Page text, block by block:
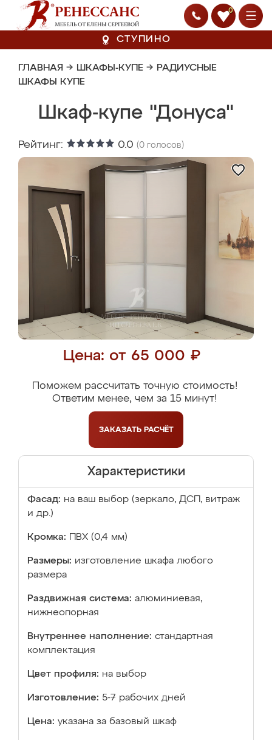
0
СТУПИНО
ГЛАВНАЯ → ШКАФЫ-КУПЕ → РАДИУСНЫЕ
ШКАФЫ КУПЕ
Шкаф-купе "Донуса"
Рейтинг: 0.0 (0 голосов)
Цена: от 65 000 ₽
Поможем рассчитать точную стоимость!
Ответим менее, чем за 15 минут!
ЗАКАЗАТЬ РАСЧЁТ
Характеристики
Фасад: на ваш выбор (зеркало, ДСП, витраж
и др.)
Кромка: ПВХ (0,4 мм)
Размеры: изготовление шкафа любого
размера
Раздвижная система: алюминиевая,
нижнеопорная
Внутреннее наполнение: стандартная
комплектация
Цвет профиля: на выбор
Изготовление: 5-7 рабочих дней
Цена: указана за базовый шкаф